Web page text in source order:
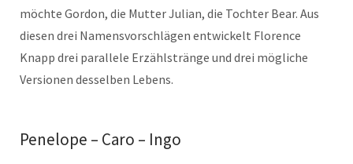
möchte Gordon, die Mutter Julian, die Tochter Bear. Aus
diesen drei Namensvorschlägen entwickelt Florence
Knapp drei parallele Erzählstränge und drei mögliche
Versionen desselben Lebens.
Penelope – Caro – Ingo